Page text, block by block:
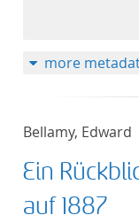
more
Bellamy, Edward
Ein
auf 1887